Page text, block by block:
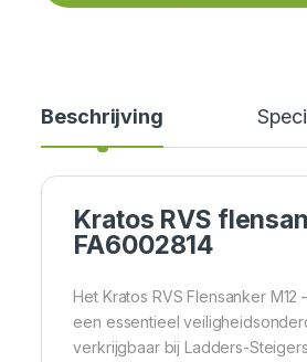
Beschrijving
Kratos RVS
FA6002814
Het Kratos RVS Flensanker M12
een essentieel
verkrijgbaar bij Ladders-